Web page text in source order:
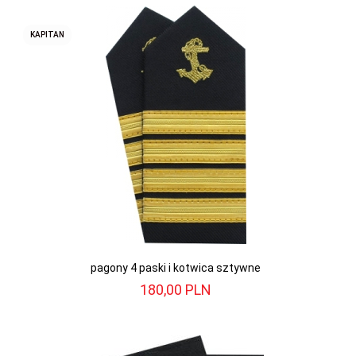
KAPITAN
pagony 4 paski i kotwica sztywne
180,00 PLN